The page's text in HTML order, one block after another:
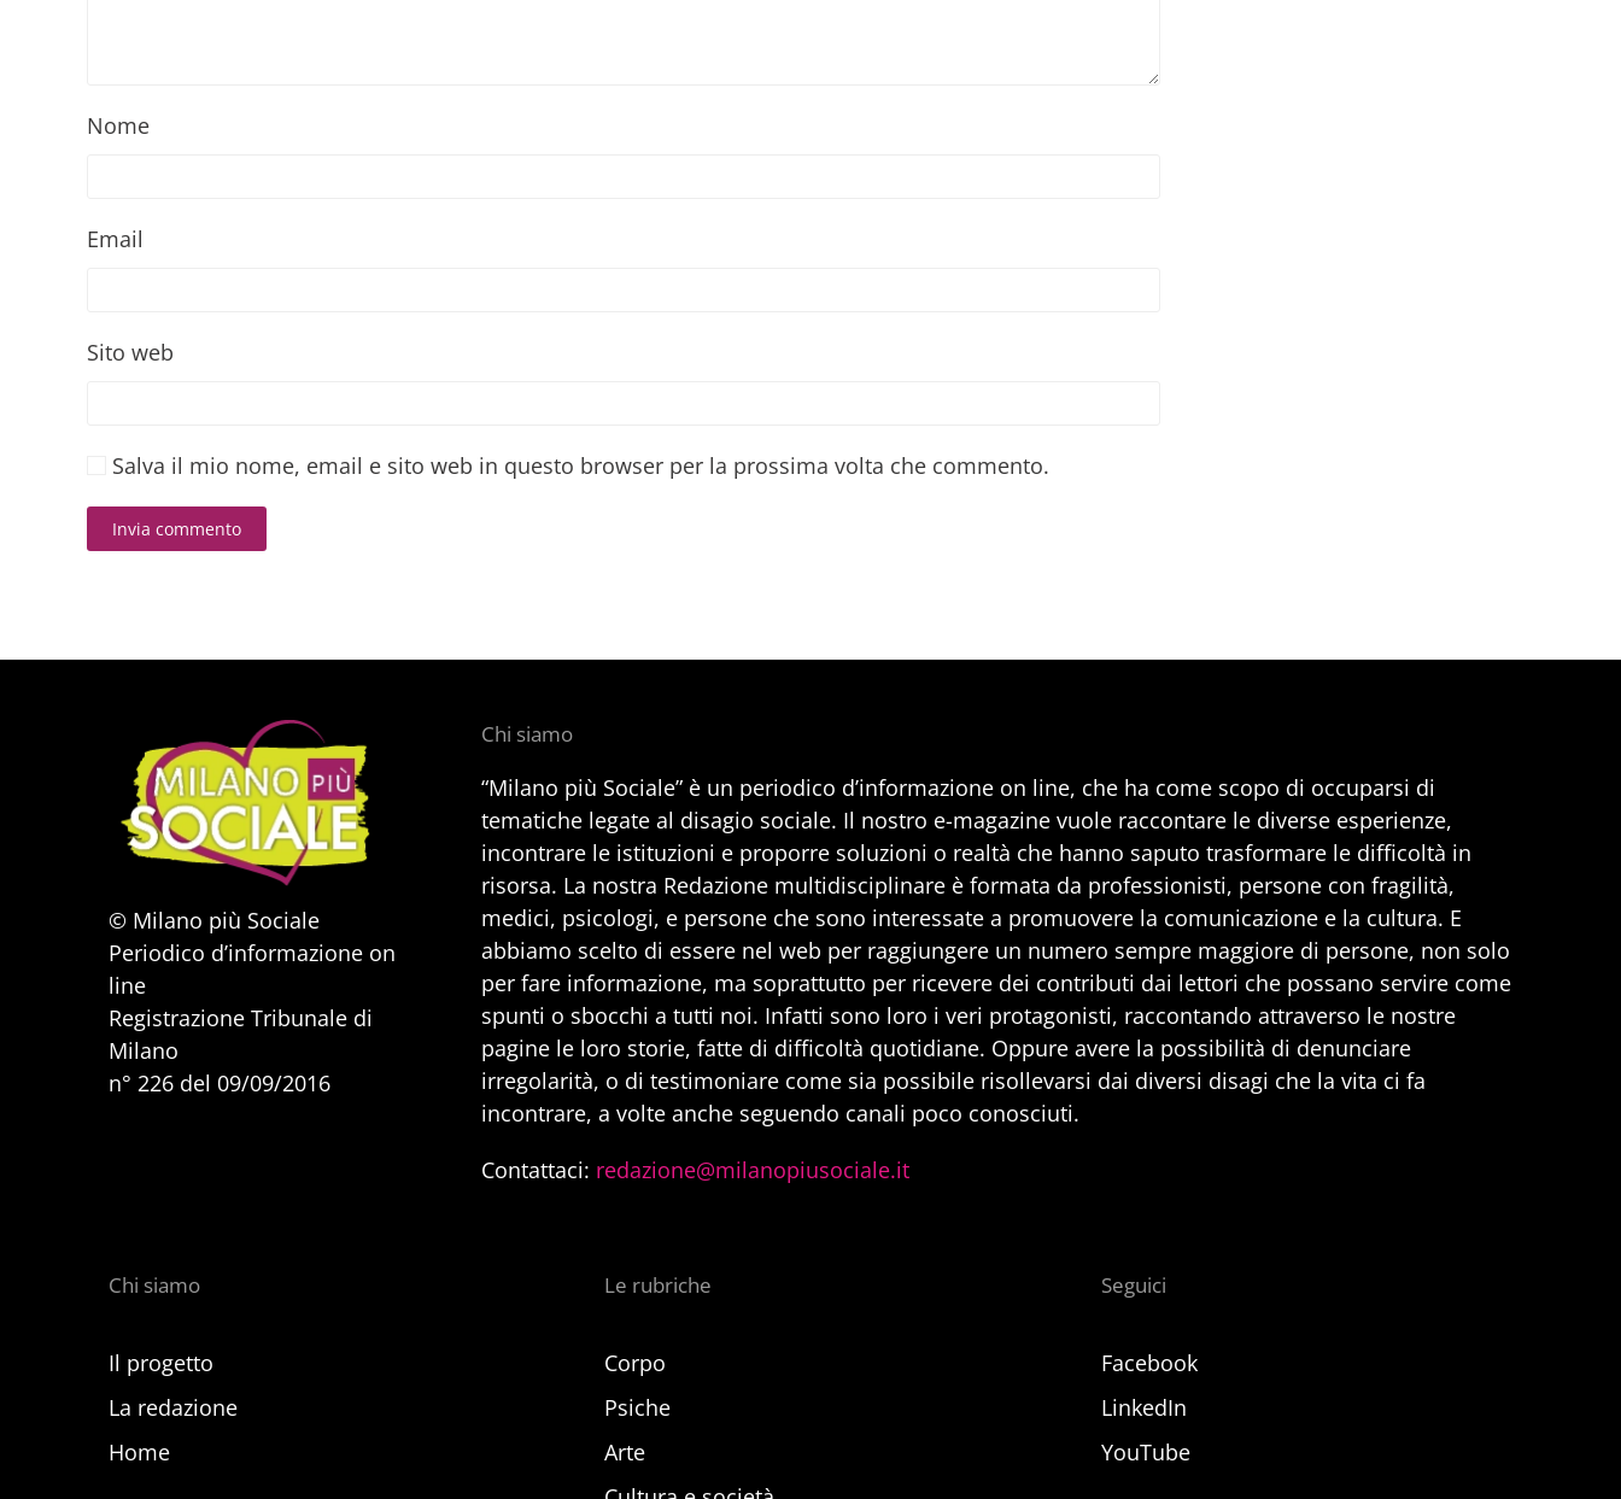
Nome
Email
Sito web
Salva il mio nome, email e sito web in questo browser per la prossima volta che commento.
Invia commento
© Milano più Sociale
Periodico d’informazione on
line
Registrazione Tribunale di
Milano
n° 226 del 09/09/2016
Chi siamo
“Milano più Sociale” è un periodico d’informazione on line, che ha come scopo di occuparsi di
tematiche legate al disagio sociale. Il nostro e-magazine vuole raccontare le diverse esperienze,
incontrare le istituzioni e proporre soluzioni o realtà che hanno saputo trasformare le difficoltà in
risorsa. La nostra Redazione multidisciplinare è formata da professionisti, persone con fragilità,
medici, psicologi, e persone che sono interessate a promuovere la comunicazione e la cultura. E
abbiamo scelto di essere nel web per raggiungere un numero sempre maggiore di persone, non solo
per fare informazione, ma soprattutto per ricevere dei contributi dai lettori che possano servire come
spunti o sbocchi a tutti noi. Infatti sono loro i veri protagonisti, raccontando attraverso le nostre
pagine le loro storie, fatte di difficoltà quotidiane. Oppure avere la possibilità di denunciare
irregolarità, o di testimoniare come sia possibile risollevarsi dai diversi disagi che la vita ci fa
incontrare, a volte anche seguendo canali poco conosciuti.
Contattaci: redazione@milanopiusociale.it
Chi siamo
Il progetto
La redazione
Home
Le rubriche
Corpo
Psiche
Arte
Seguici
Facebook
LinkedIn
YouTube